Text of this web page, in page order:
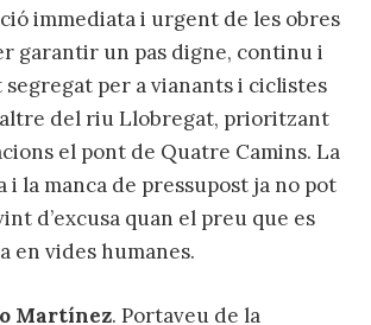
immediata i urgent de les obres
garantir un pas digne, continu i
per a vianants i ciclistes
del riu Llobregat, prioritzant
el pont de Quatre Camins. La
i la manca de pressupost ja no pot
d’excusa quan el preu que es
en vides humanes.
Martínez. Portaveu de la